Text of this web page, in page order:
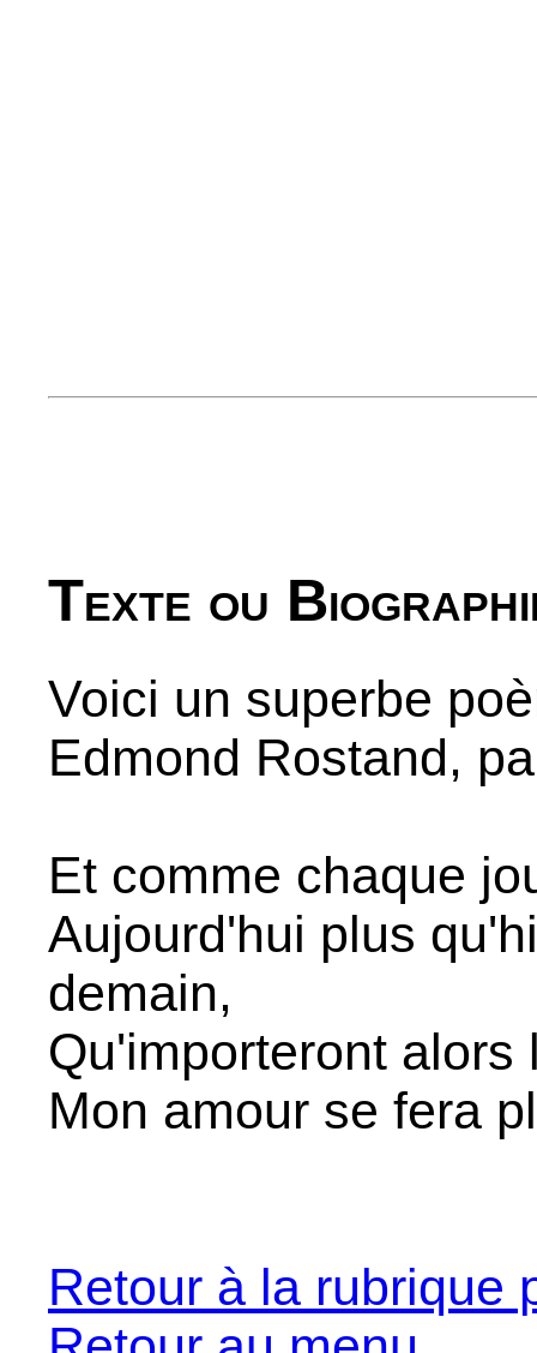
Texte ou
Voici un superbe
Edmond Rostand,
Et comme chaque
Aujourd'hui plus
demain,
Qu'importeront
Mon amour se fera
Retour à la rubrique